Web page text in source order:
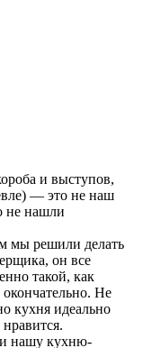
и выступов,
— это не наш
не нашли
мы решили делать
он все
такой, как
окончательно. Не
кухня идеально
нашу кухню-